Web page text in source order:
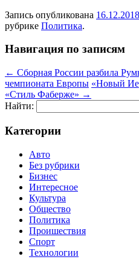
Запись опубликована 16.12.2018
рубрике Политика.
Навигация по записям
← Сборная России разбила
чемпионата Европы «Новый
«Стиль Фаберже» →
Найти:
Категории
Авто
Без рубрики
Бизнес
Интересное
Культура
Общество
Политика
Проишествия
Спорт
Технологии